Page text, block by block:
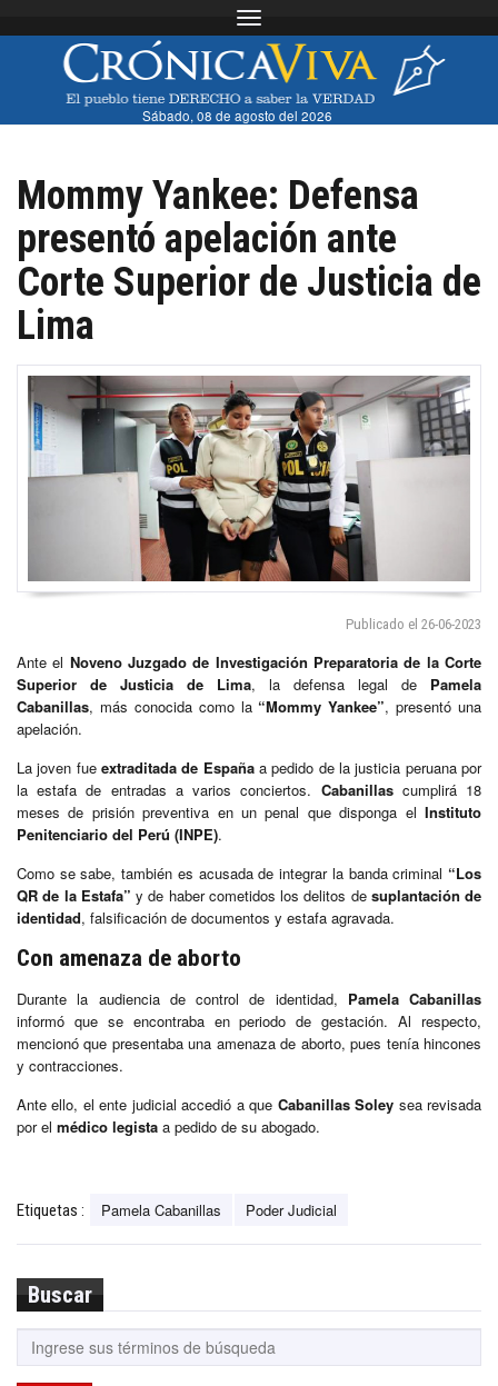
Toggle navigation
Sábado, 08 de agosto del 2026
Mommy Yankee: Defensa
presentó apelación ante
Corte Superior de Justicia de
Lima
Publicado el 26-06-2023
Ante el Noveno Juzgado de Investigación Preparatoria de la Corte
Superior de Justicia de Lima, la defensa legal de Pamela
Cabanillas, más conocida como la “Mommy Yankee”, presentó una
apelación.
La joven fue extraditada de Españaa pedido de la justicia peruana por
la estafa de entradas a varios conciertos. Cabanillascumplirá 18
meses de prisión preventiva en un penal que disponga el Instituto
Penitenciario del Perú (INPE).
Como se sabe, también es acusada de integrar la banda criminal “Los
QR de la Estafa” y de haber cometidos los delitos de suplantación de
identidad, falsificación de documentos y estafa agravada.
Con amenaza de aborto
Durante la audiencia de control de identidad, Pamela Cabanillas
informó que se encontraba en periodo de gestación. Al respecto,
mencionó que presentaba una amenaza de aborto, pues tenía hincones
y contracciones.
Ante ello, el ente judicial accedió a que Cabanillas Soley sea revisada
por el médico legista a pedido de su abogado.
Etiquetas : Pamela Cabanillas Poder Judicial
Buscar